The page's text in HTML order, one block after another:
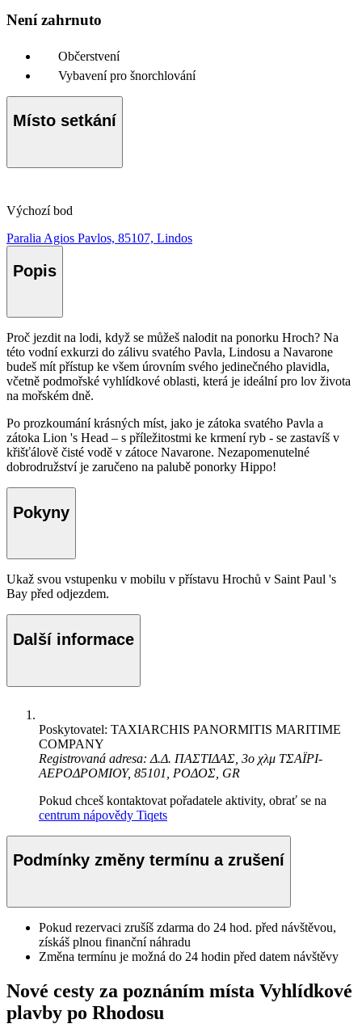
Není zahrnuto
Občerstvení
Vybavení pro šnorchlování
Místo setkání
Výchozí bod
Paralia Agios Pavlos, 85107, Lindos
Popis
Proč jezdit na lodi, když se můžeš nalodit na ponorku Hroch? Na
této vodní exkurzi do zálivu svatého Pavla, Lindosu a Navarone
budeš mít přístup ke všem úrovním svého jedinečného plavidla,
včetně podmořské vyhlídkové oblasti, která je ideální pro lov života
na mořském dně.
Po prozkoumání krásných míst, jako je zátoka svatého Pavla a
zátoka Lion 's Head – s příležitostmi ke krmení ryb - se zastavíš v
křišťálově čisté vodě v zátoce Navarone. Nezapomenutelné
dobrodružství je zaručeno na palubě ponorky Hippo!
Pokyny
Ukaž svou vstupenku v mobilu v přístavu Hrochů v Saint Paul 's
Bay před odjezdem.
Další informace
Poskytovatel: TAXIARCHIS PANORMITIS MARITIME
COMPANY
Registrovaná adresa: Δ.Δ. ΠΑΣΤΙΔΑΣ, 3ο χλμ ΤΣΑΪΡΙ-
ΑΕΡΟΔΡΟΜΙΟΥ, 85101, ΡΟΔΟΣ, GR
Pokud chceš kontaktovat pořadatele aktivity, obrať se na
centrum nápovědy Tiqets
Podmínky změny termínu a zrušení
Pokud rezervaci zrušíš zdarma do 24 hod. před návštěvou,
získáš plnou finanční náhradu
Změna termínu je možná do 24 hodin před datem návštěvy
Nové cesty za poznáním místa Vyhlídkové
plavby po Rhodosu